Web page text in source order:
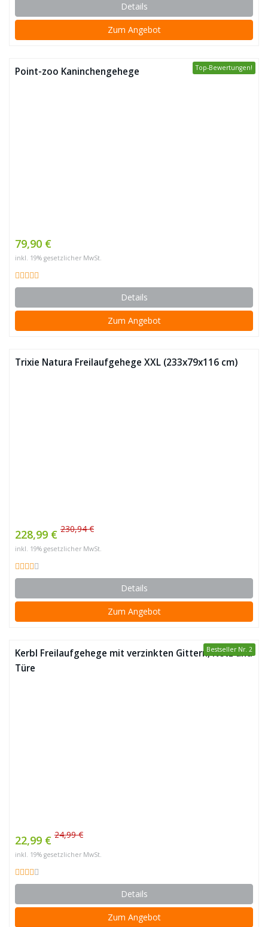
Details
Zum Angebot
Top-Bewertungen!
Point-zoo Kaninchengehege
79,90 €
inkl. 19% gesetzlicher MwSt.
Details
Zum Angebot
Trixie Natura Freilaufgehege XXL (233x79x116 cm)
228,99 € 230,94 €
inkl. 19% gesetzlicher MwSt.
Details
Zum Angebot
Bestseller Nr. 2
Kerbl Freilaufgehege mit verzinkten Gittern, Netz und
Türe
22,99 € 24,99 €
inkl. 19% gesetzlicher MwSt.
Details
Zum Angebot